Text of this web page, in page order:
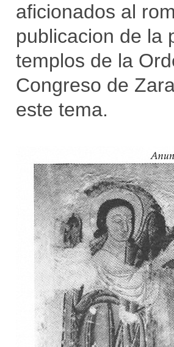
aficionados al
publicacion de la
templos de la
Congreso de
este tema.